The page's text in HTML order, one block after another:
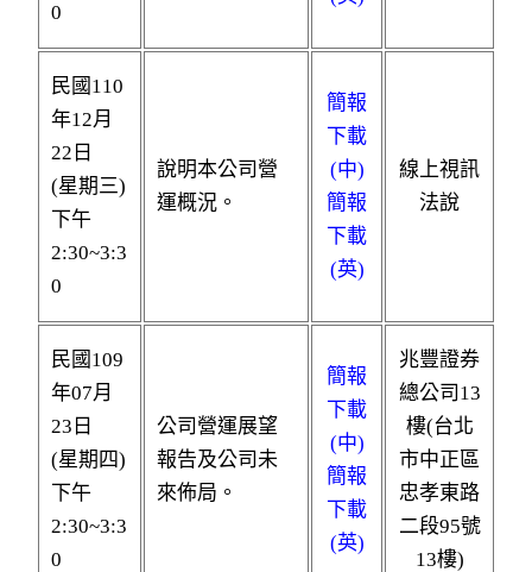
0
民國110
年12月
22日
(星期三)
下午
2:30~3:3
0
說明本公司營
運概況。
簡報
下載
(中)
簡報
下載
(英)
線上視訊
法說
民國109
年07月
23日
(星期四)
下午
2:30~3:3
0
公司營運展望
報告及公司未
來佈局。
簡報
下載
(中)
簡報
下載
(英)
兆豐證券
總公司13
樓(台北
市中正區
忠孝東路
二段95號
13樓)